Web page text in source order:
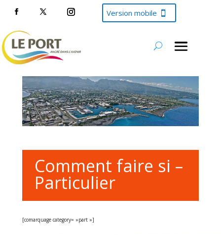
Version mobile
Comment faire si –
Particulier
[comarquage category= »part »]